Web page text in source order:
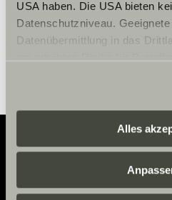
USA haben. Die USA bieten
Datenschutzniveau.
Datenübermittlung in das
zustehen. Eingesetzte
eigene Zwecke verarbeiten
zusammenführen. Weitere
Datenschutzerklärung
einzelne Cookies/Dienste in
erteilen Sie uns Ihre
Alles